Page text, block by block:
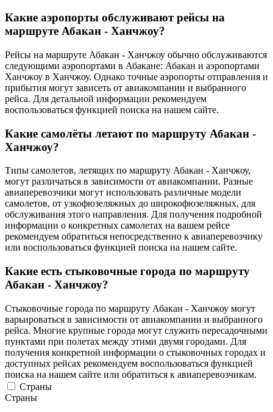
Какие аэропорты обслуживают рейсы на
маршруте Абакан - Ханчжоу?
Рейсы на маршруте Абакан - Ханчжоу обычно обслуживаются
следующими аэропортами в Абакане: Абакан и аэропортами
Ханчжоу в Ханчжоу. Однако точные аэропорты отправления и
прибытия могут зависеть от авиакомпании и выбранного
рейса. Для детальной информации рекомендуем
воспользоваться функцией поиска на нашем сайте.
Какие самолёты летают по маршруту Абакан -
Ханчжоу?
Типы самолетов, летящих по маршруту Абакан - Ханчжоу,
могут различаться в зависимости от авиакомпании. Разные
авиаперевозчики могут использовать различные модели
самолетов, от узкофюзеляжных до широкофюзеляжных, для
обслуживания этого направления. Для получения подробной
информации о конкретных самолетах на вашем рейсе
рекомендуем обратиться непосредственно к авиаперевозчику
или воспользоваться функцией поиска на нашем сайте.
Какие есть стыковочные города по маршруту
Абакан - Ханчжоу?
Стыковочные города по маршруту Абакан - Ханчжоу могут
варьироваться в зависимости от авиакомпании и выбранного
рейса. Многие крупные города могут служить пересадочными
пунктами при полетах между этими двумя городами. Для
получения конкретной информации о стыковочных городах и
доступных рейсах рекомендуем воспользоваться функцией
поиска на нашем сайте или обратиться к авиаперевозчикам.
Страны
Страны